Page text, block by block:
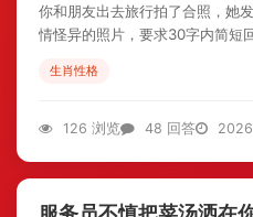
你和朋友出去旅行拍了合照，她
情怪异的照片，要求30字内简短
生肖性格
126 浏览 48 回答